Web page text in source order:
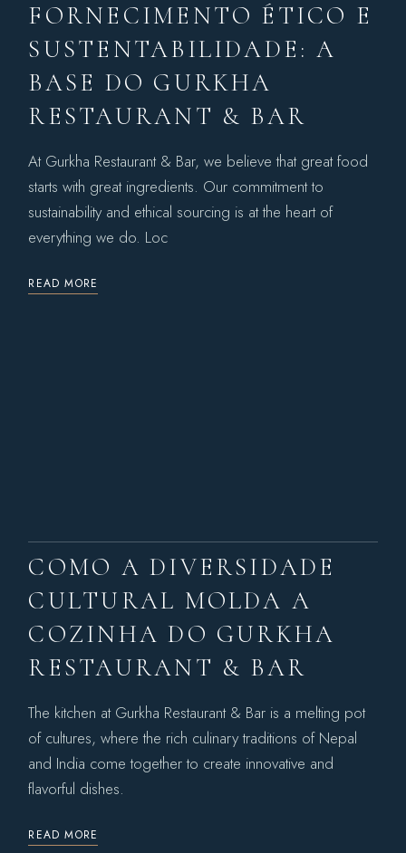
FORNECIMENTO ÉTICO E
SUSTENTABILIDADE: A
BASE DO GURKHA
RESTAURANT & BAR
At Gurkha Restaurant & Bar, we believe that great food
starts with great ingredients. Our commitment to
sustainability and ethical sourcing is at the heart of
everything we do. Loc
READ MORE
COMO A DIVERSIDADE
CULTURAL MOLDA A
COZINHA DO GURKHA
RESTAURANT & BAR
The kitchen at Gurkha Restaurant & Bar is a melting pot
of cultures, where the rich culinary traditions of Nepal
and India come together to create innovative and
flavorful dishes.
READ MORE